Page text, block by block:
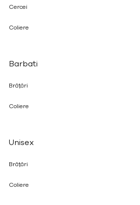
Cercei
Coliere
Barbati
Brățări
Coliere
Unisex
Brățări
Coliere